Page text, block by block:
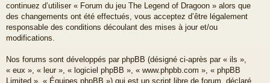
continuez d’utiliser « Forum du jeu The Legend of Dragoon » alors que
des changements ont été effectués, vous acceptez d’être légalement
responsable des conditions découlant des mises à jour et/ou
modifications.
Nos forums sont développés par phpBB (désigné ci-après par « ils »,
« eux », « leur », « logiciel phpBB », « www.phpbb.com », « phpBB
Limited », « Équipes phpBB ») qui est un script libre de forum, déclaré